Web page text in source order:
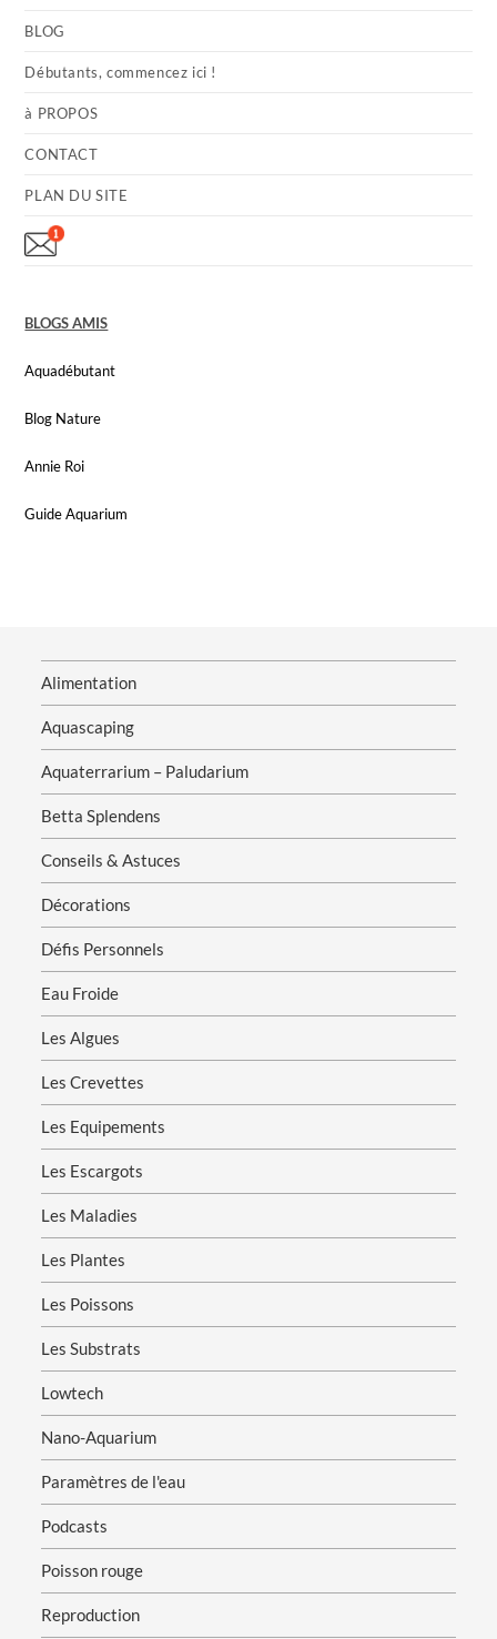
BLOG
Débutants, commencez ici !
à PROPOS
CONTACT
PLAN DU SITE
BLOGS AMIS
Aquadébutant
Blog Nature
Annie Roi
Guide Aquarium
Alimentation
Aquascaping
Aquaterrarium – Paludarium
Betta Splendens
Conseils & Astuces
Décorations
Défis Personnels
Eau Froide
Les Algues
Les Crevettes
Les Equipements
Les Escargots
Les Maladies
Les Plantes
Les Poissons
Les Substrats
Lowtech
Nano-Aquarium
Paramètres de l'eau
Podcasts
Poisson rouge
Reproduction